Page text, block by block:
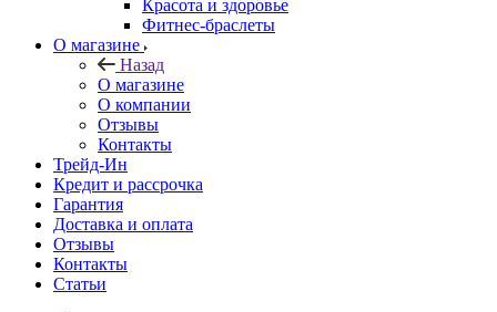
Красота и здоровье
Фитнес-браслеты
О магазине
Назад
О магазине
О компании
Отзывы
Контакты
Трейд-Ин
Кредит и рассрочка
Гарантия
Доставка и оплата
Отзывы
Контакты
Статьи